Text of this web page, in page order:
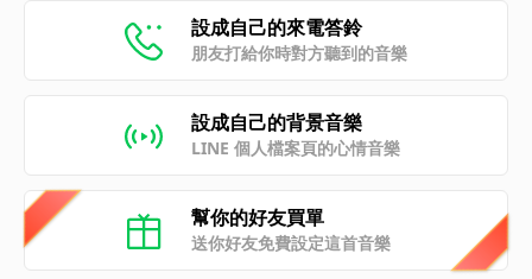
設成自己的來電答鈴
朋友打給你時對方聽到的音樂
設成自己的背景音樂
LINE 個人檔案頁的心情音樂
幫你的好友買單
送你好友免費設定這首音樂